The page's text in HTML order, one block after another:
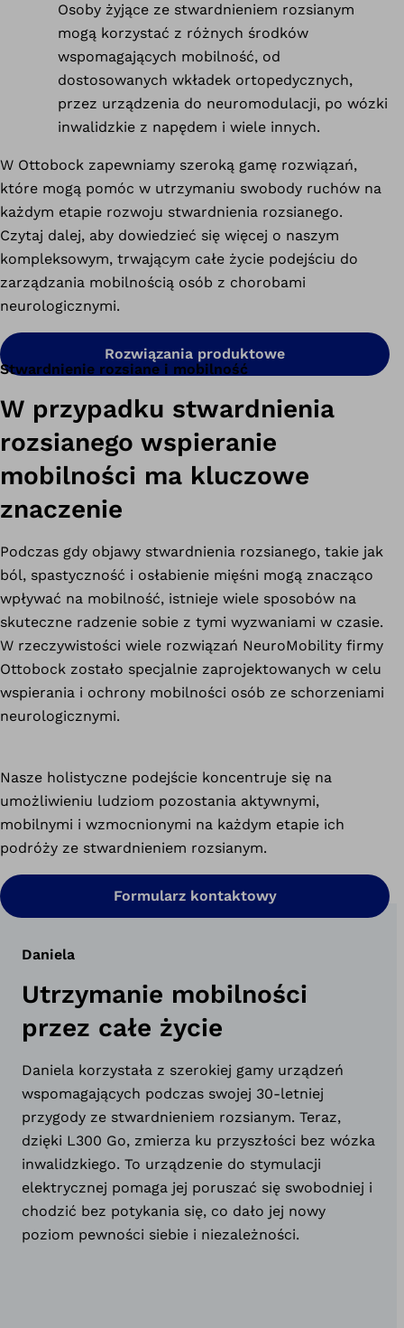
Osoby żyjące ze stwardnieniem rozsianym
mogą korzystać z różnych środków
wspomagających mobilność, od
dostosowanych wkładek ortopedycznych,
przez urządzenia do neuromodulacji, po wózki
inwalidzkie z napędem i wiele innych.
W Ottobock zapewniamy szeroką gamę rozwiązań,
które mogą pomóc w utrzymaniu swobody ruchów na
każdym etapie rozwoju stwardnienia rozsianego.
Czytaj dalej, aby dowiedzieć się więcej o naszym
kompleksowym, trwającym całe życie podejściu do
zarządzania mobilnością osób z chorobami
neurologicznymi.
Rozwiązania produktowe
Stwardnienie rozsiane i mobilność
W przypadku stwardnienia
rozsianego wspieranie
mobilności ma kluczowe
znaczenie
Podczas gdy objawy stwardnienia rozsianego, takie jak
ból, spastyczność i osłabienie mięśni mogą znacząco
wpływać na mobilność, istnieje wiele sposobów na
skuteczne radzenie sobie z tymi wyzwaniami w czasie.
W rzeczywistości wiele rozwiązań NeuroMobility firmy
Ottobock zostało specjalnie zaprojektowanych w celu
wspierania i ochrony mobilności osób ze schorzeniami
neurologicznymi.
Nasze holistyczne podejście koncentruje się na
umożliwieniu ludziom pozostania aktywnymi,
mobilnymi i wzmocnionymi na każdym etapie ich
podróży ze stwardnieniem rozsianym.
Formularz kontaktowy
Daniela
Utrzymanie mobilności
przez całe życie
Daniela korzystała z szerokiej gamy urządzeń
wspomagających podczas swojej 30-letniej
przygody ze stwardnieniem rozsianym. Teraz,
dzięki L300 Go, zmierza ku przyszłości bez wózka
inwalidzkiego. To urządzenie do stymulacji
elektrycznej pomaga jej poruszać się swobodniej i
chodzić bez potykania się, co dało jej nowy
poziom pewności siebie i niezależności.